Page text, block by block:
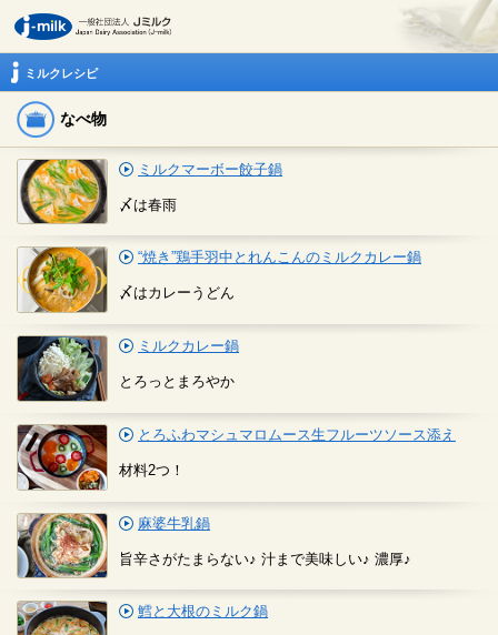
ミルクレシピ
なべ物
ミルクマーボー餃子鍋
〆は春雨
“焼き”鶏手羽中とれんこんのミルクカレー鍋
〆はカレーうどん
ミルクカレー鍋
とろっとまろやか
とろふわマシュマロムース生フルーツソース添え
材料2つ！
麻婆牛乳鍋
旨辛さがたまらない♪ 汁まで美味しい♪ 濃厚♪
鱈と大根のミルク鍋